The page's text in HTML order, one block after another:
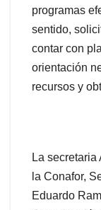
programas
sentido,
contar con
orientación
recursos y
La
la Conafor,
Eduardo